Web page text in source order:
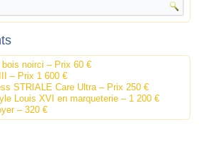
noirci – Prix 60 €
– Prix 1 600 €
STRIALE Care Ultra – Prix 250 €
Louis XVI en marqueterie – 1 200 €
– 320 €